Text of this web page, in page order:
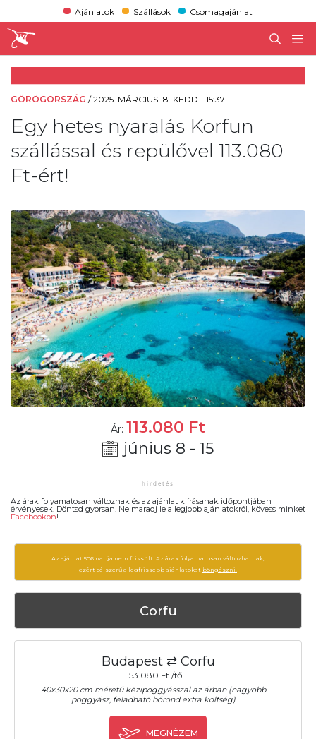
Ajánlatok Szállások Csomagajánlat
GÖRÖGORSZÁG /2025. MÁRCIUS 18. KEDD - 15:37
Egy hetes nyaralás Korfun
szállással és repülővel 113.080
Ft-ért!
Ár: 113.080 Ft
június 8 - 15
Az árak folyamatosan változnak és az ajánlat kiírásanak időpontjában
érvényesek. Döntsd gyorsan. Ne maradj le a legjobb ajánlatokról, kövess minket
Facebookon!
Az ajánlat 506 napja nem frissült. Az árak folyamatosan változhatnak,
ezért célszerű a legfrissebb ajánlatokat böngészni.
Corfu
Budapest ⇄ Corfu
53.080 Ft /fő
40x30x20 cm méretű kézipoggyásszal az árban (nagyobb
poggyász, feladható bőrönd extra költség)
MEGNÉZEM